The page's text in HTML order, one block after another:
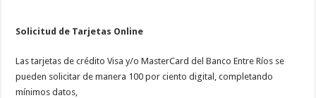
Solicitud de Tarjetas Online
Las tarjetas de crédito Visa y/o MasterCard del Banco Entre Ríos se
pueden solicitar de manera 100 por ciento digital, completando
mínimos datos,